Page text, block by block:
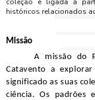
históricos relacionados
Missão
A missão do
Catavento a
significado as suas
ciência. Os padrões